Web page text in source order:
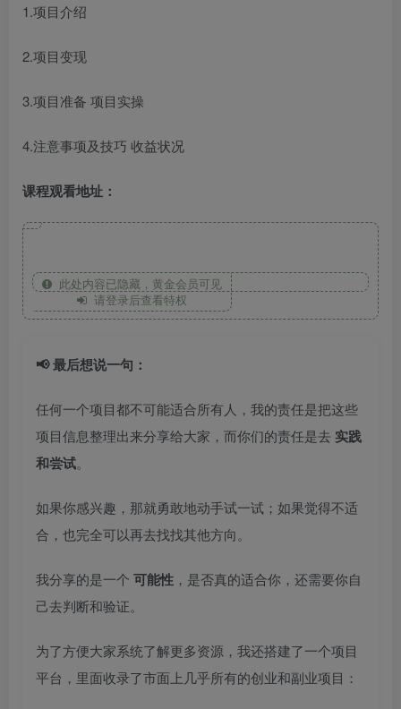
1.项目介绍
2.项目变现
3.项目准备 项目实操
4.注意事项及技巧 收益状况
课程观看地址：
此处内容已隐藏，黄金会员可见
请登录后查看特权
📢 最后想说一句：
任何一个项目都不可能适合所有人，我的责任是把这些
项目信息整理出来分享给大家，而你们的责任是去 实践
和尝试。
如果你感兴趣，那就勇敢地动手试一试；如果觉得不适
合，也完全可以再去找找其他方向。
我分享的是一个 可能性 ，是否真的适合你，还需要你自
己去判断和验证。
为了方便大家系统了解更多资源，我还搭建了一个项目
平台，里面收录了市面上几乎所有的创业和副业项目：